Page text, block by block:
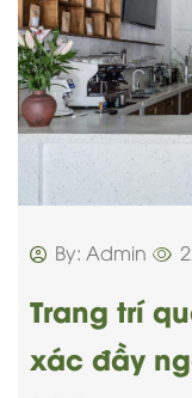
By: Admin
Trang trí
xác đầy